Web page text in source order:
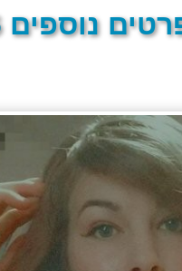
נוספים 0546201416 - רמי